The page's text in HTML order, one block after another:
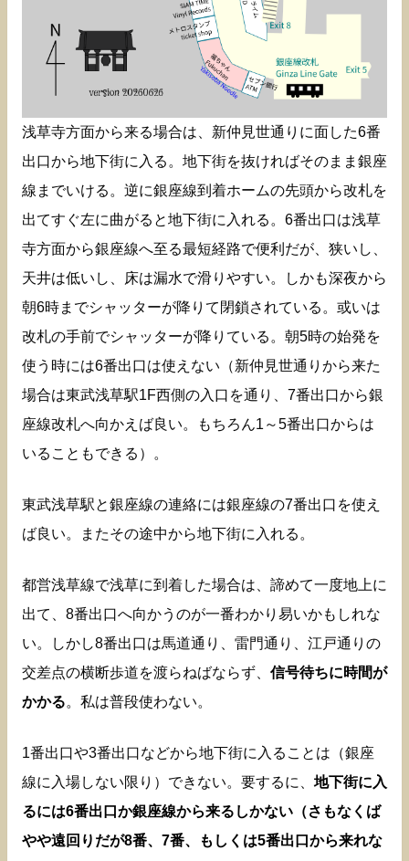
浅草寺方面から来る場合は、新仲見世通りに面した6番
出口から地下街に入る。地下街を抜ければそのまま銀座
線までいける。逆に銀座線到着ホームの先頭から改札を
出てすぐ左に曲がると地下街に入れる。6番出口は浅草
寺方面から銀座線へ至る最短経路で便利だが、狭いし、
天井は低いし、床は漏水で滑りやすい。しかも深夜から
朝6時までシャッターが降りて閉鎖されている。或いは
改札の手前でシャッターが降りている。朝5時の始発を
使う時には6番出口は使えない（新仲見世通りから来た
場合は東武浅草駅1F西側の入口を通り、7番出口から銀
座線改札へ向かえば良い。もちろん1～5番出口からは
いることもできる）。
東武浅草駅と銀座線の連絡には銀座線の7番出口を使え
ば良い。またその途中から地下街に入れる。
都営浅草線で浅草に到着した場合は、諦めて一度地上に
出て、8番出口へ向かうのが一番わかり易いかもしれな
い。しかし8番出口は馬道通り、雷門通り、江戸通りの
交差点の横断歩道を渡らねばならず、 信号待ちに時間が
かかる。私は普段使わない。
1番出口や3番出口などから地下街に入ることは（銀座
線に入場しない限り）できない。要するに、 地下街に入
るには6番出口か銀座線から来るしかない（さもなくば
やや遠回りだが8番、7番、もしくは5番出口から来れな